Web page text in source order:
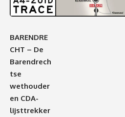
BARENDRE
CHT – De
Barendrech
tse
wethouder
en CDA-
lijsttrekker